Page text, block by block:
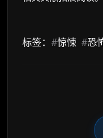
标签： #惊悚 #恐